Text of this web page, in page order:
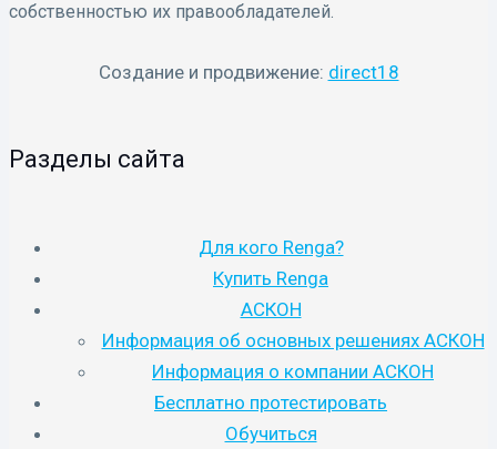
собственностью их правообладателей.
Создание и продвижение: direct18
Разделы сайта
Для кого Renga?
Купить Renga
АСКОН
Информация об основных решениях АСКОН
Информация о компании АСКОН
Бесплатно протестировать
Обучиться